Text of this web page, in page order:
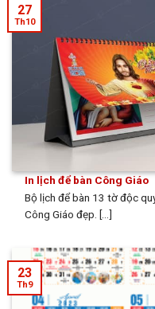
In lịch để bàn Công Giáo
Bộ lịch để bàn 13 tờ độc
Công Giáo đẹp. [...]
27
Th10
23
Th9